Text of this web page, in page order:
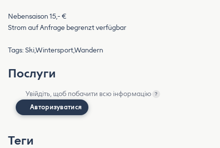
Nebensaison 15,- €
Strom auf Anfrage begrenzt verfügbar
Tags: Ski,Wintersport,Wandern
Послуги
Увійдіть, щоб побачити всю інформацію ?
Авторизуватися
Теги